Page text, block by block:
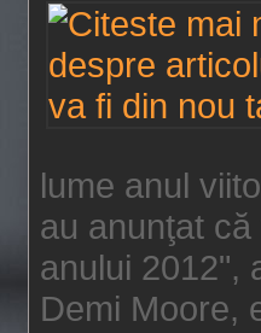
lume anul
au anunţat
anului 2012",
Demi Moore,